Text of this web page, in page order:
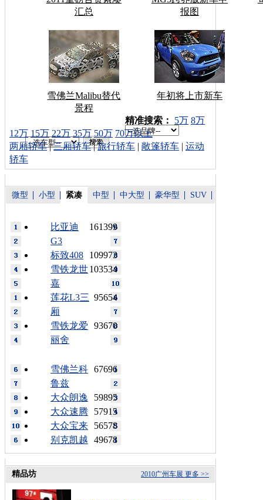
汇总
报图
雪佛兰Malibu替代
景程
年初将上市新车
车型搜索：
精准搜索： 5万 8万
12万 15万 22万 35万 50万 70万以上
两厢轿车|三厢轿车|旅行轿车 | 敞篷轿车 | 运动
轿车
微型 小型 紧凑 中型 中大型 豪华型 SUV
161399
比亚迪
G3
109973
标致408
103534
雪铁龙世
嘉
95654
莲花L3三
厢
93670
雪铁龙爱
丽舍
67696
雪佛兰科
鲁兹
59895
大众朗逸
57915
大众速腾
56578
大众宝来
49678
别克凯越
更多 >>
2010广州车展
精品坊